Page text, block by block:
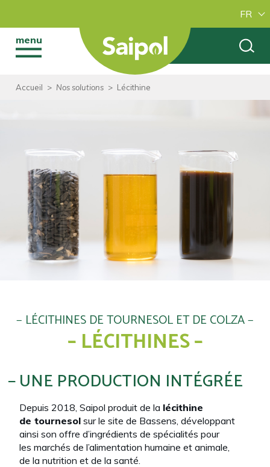
FR
menu
Accueil > Nos solutions > Lécithine
LÉCITHINES DE TOURNESOL ET DE COLZA
– LÉCITHINES –
UNE PRODUCTION INTÉGRÉE
Depuis 2018, Saipol produit de la lécithine
de tournesol sur le site de Bassens, développant
ainsi son offre d’ingrédients de spécialités pour
les marchés de l’alimentation humaine et animale,
de la nutrition et de la santé.